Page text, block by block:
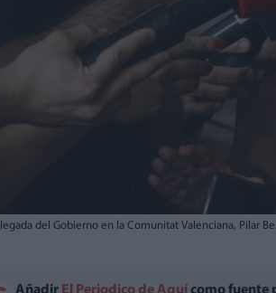
del Gobierno en la Comunitat Valenciana, Pilar